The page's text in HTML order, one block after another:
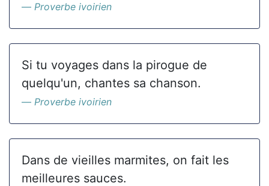
Proverbe ivoirien
Si tu voyages dans la pirogue de
quelqu'un, chantes sa chanson.
Proverbe ivoirien
Dans de vieilles marmites, on fait les
meilleures sauces.